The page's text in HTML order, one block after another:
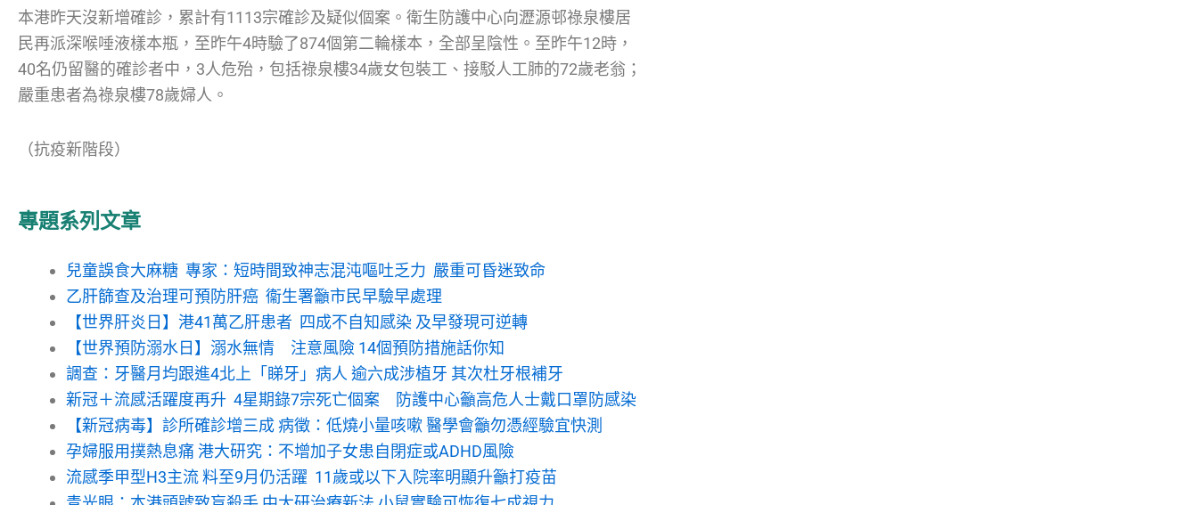
本港昨天沒新增確診，累計有1113宗確診及疑似個案。衛生防護中心向瀝源邨祿泉樓居
民再派深喉唾液樣本瓶，至昨午4時驗了874個第二輪樣本，全部呈陰性。至昨午12時，
40名仍留醫的確診者中，3人危殆，包括祿泉樓34歲女包裝工、接駁人工肺的72歲老翁；
嚴重患者為祿泉樓78歲婦人。
（抗疫新階段）
專題系列文章
兒童誤食大麻糖 專家：短時間致神志混沌嘔吐乏力 嚴重可昏迷致命
乙肝篩查及治理可預防肝癌 衞生署籲市民早驗早處理
【世界肝炎日】港41萬乙肝患者 四成不自知感染 及早發現可逆轉
【世界預防溺水日】溺水無情 注意風險 14個預防措施話你知
調查：牙醫月均跟進4北上「睇牙」病人 逾六成涉植牙 其次杜牙根補牙
新冠＋流感活躍度再升 4星期錄7宗死亡個案 防護中心籲高危人士戴口罩防感染
【新冠病毒】診所確診增三成 病徵：低燒小量咳嗽 醫學會籲勿憑經驗宜快測
孕婦服用撲熱息痛 港大研究：不增加子女患自閉症或ADHD風險
流感季甲型H3主流 料至9月仍活躍 11歲或以下入院率明顯升籲打疫苗